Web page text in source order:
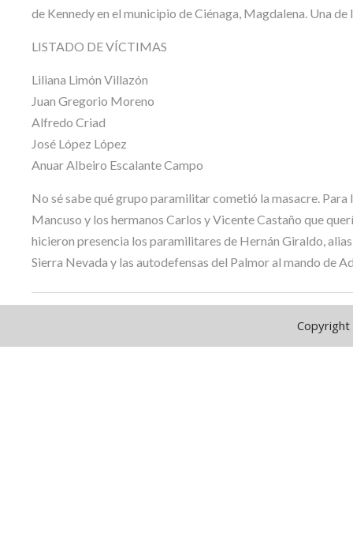
de Kennedy en el municipio de Ciénaga, Magdalena. Una
LISTADO DE VÍCTIMAS
Liliana Limón Villazón
Juan Gregorio Moreno
Alfredo Criad
José López López
Anuar Albeiro Escalante Campo
No sé sabe qué grupo paramilitar cometió la masacre.
Mancuso y los hermanos Carlos y Vicente Castaño que
hicieron presencia los paramilitares de Hernán Giraldo,
Sierra Nevada y las autodefensas del Palmor al mando de
Copyright